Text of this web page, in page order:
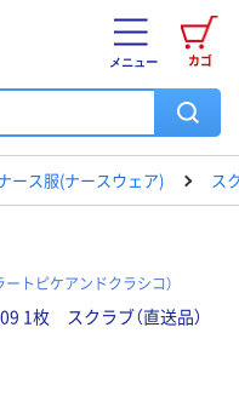
カゴ
メニュー
ース服(ナースウェア) ス
トピケアンドクラシコ）
1枚 スクラブ（直送品）